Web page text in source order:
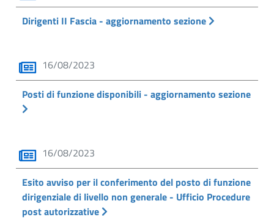
Dirigenti II Fascia - aggiornamento sezione
16/08/2023
Posti di funzione disponibili - aggiornamento sezione
16/08/2023
Esito avviso per il conferimento del posto di funzione
dirigenziale di livello non generale - Ufficio Procedure
post autorizzative